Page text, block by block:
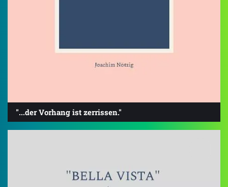
"...der Vorhang ist zerrissen."